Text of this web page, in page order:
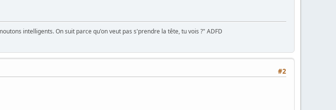
intelligents. On suit parce qu'on veut pas s'prendre la tête, tu vois ?" ADFD
#2